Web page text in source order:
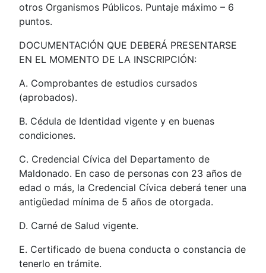
otros Organismos Públicos. Puntaje máximo – 6
puntos.
DOCUMENTACIÓN QUE DEBERÁ PRESENTARSE
EN EL MOMENTO DE LA INSCRIPCIÓN:
A. Comprobantes de estudios cursados
(aprobados).
B. Cédula de Identidad vigente y en buenas
condiciones.
C. Credencial Cívica del Departamento de
Maldonado. En caso de personas con 23 años de
edad o más, la Credencial Cívica deberá tener una
antigüedad mínima de 5 años de otorgada.
D. Carné de Salud vigente.
E. Certificado de buena conducta o constancia de
tenerlo en trámite.